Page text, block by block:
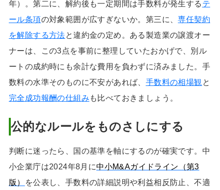
年）。第二に、解約後も一定期間は手数料が発生する テ
ール条項の対象範囲が広すぎないか。第三に、専任契約
を解除する方法と違約金の定め。ある製造業の譲渡オー
ナーは、この3点を事前に整理していたおかげで、別ル
ートの成約時にも余計な費用を負わずに済みました。手
数料の水準そのものに不安があれば、 手数料の相場観と
完全成功報酬の仕組み も比べておきましょう。
公的なルールをものさしにする
判断に迷ったら、国の基準を軸にするのが確実です。中
小企業庁は2024年8月に中小M&Aガイドライン（第3
版）
を公表し、手数料の詳細説明や利益相反防止、不適